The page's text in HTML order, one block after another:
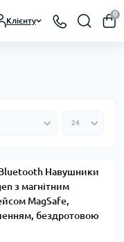
Клієнту
0
Навушники
з магнітним
MagSafe,
бездротовою